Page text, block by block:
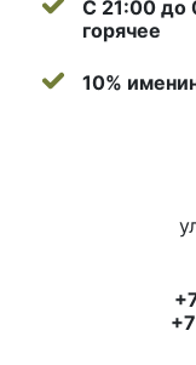
С 21:00 до
горячее
10%